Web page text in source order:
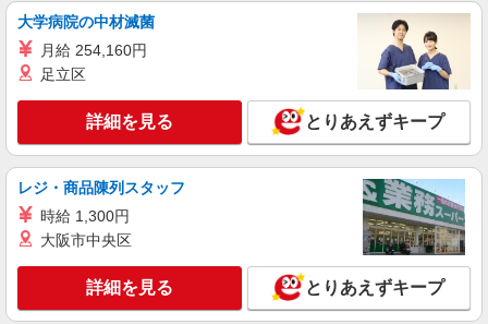
270,000円〜 ★固定残業手当：30,800円（月給に
あたり20時間、超過時は追加で残業手当支給 ※月
3万円まで交通費支給 ※試用期間（2〜3ヶ月）も
制手当／住宅手当（実家外かつ賃貸の場合のみ別
途支給）※試用期間明けから支給／特別手当 ※手
当の種類はエリアにより異なります。詳細は面接
時にお尋ねください。
≪イオンレイクタウン店≫ 埼玉県越谷市レイ
クタウン4-2-2 kaze2F ■JR武蔵野線「越谷レイ
詳細を見る
COCO DEAL（ココディール）イオンレイクタウン店
【店長候補募集】接客・販売・お店作り〜マネ
未経験：月給243,800円〜400,000円 経験者
（店長候補）：月給300,000円〜 ※試用期間中は
270,000円〜 ★固定残業手当：30,800円（月給に
含む） ※経験・能力考慮 ※固定残業時間は1ヶ月
あたり20時間、超過時は追加で残業手当支給 ※月
≪イオンレイクタウン店≫ 埼玉県越谷市レイ
クタウン4-2-2 kaze2F
大学病院の中材滅菌
月給 254,160円
足立区
詳細を見る とりあえずキープ
レジ・商品陳列スタッフ
時給 1,300円
大阪市中央区
詳細を見る とりあえずキープ